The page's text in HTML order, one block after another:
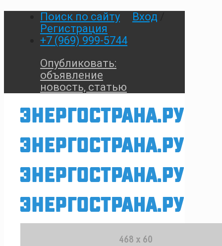
Поиск по сайту Вход
Регистрация
+7 (969) 999-5744
Опубликовать:
объявление
новость, статью